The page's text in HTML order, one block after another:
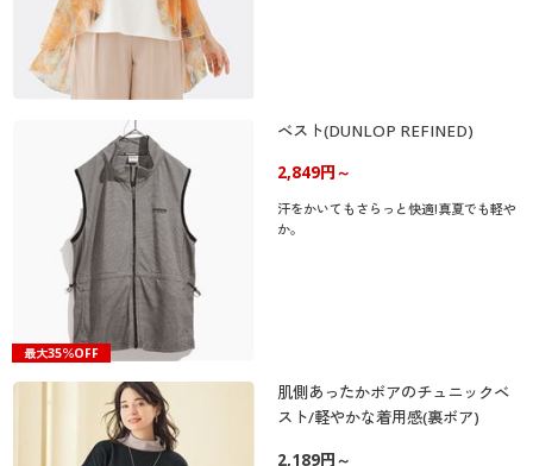
最大35％OFF
ベスト(DUNLOP REFINED)
2,849円～
汗をかいてもさらっと快適!真夏でも軽や
か。
肌側あったかボアのチュニックベ
スト/軽やかな着用感(裏ボア)
2,189円～